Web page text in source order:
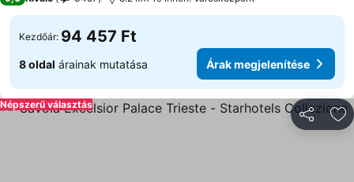
Kezdőár: 94 457 Ft
8 oldal árainak mutatása Árak megjelenítése
Népszerű választás